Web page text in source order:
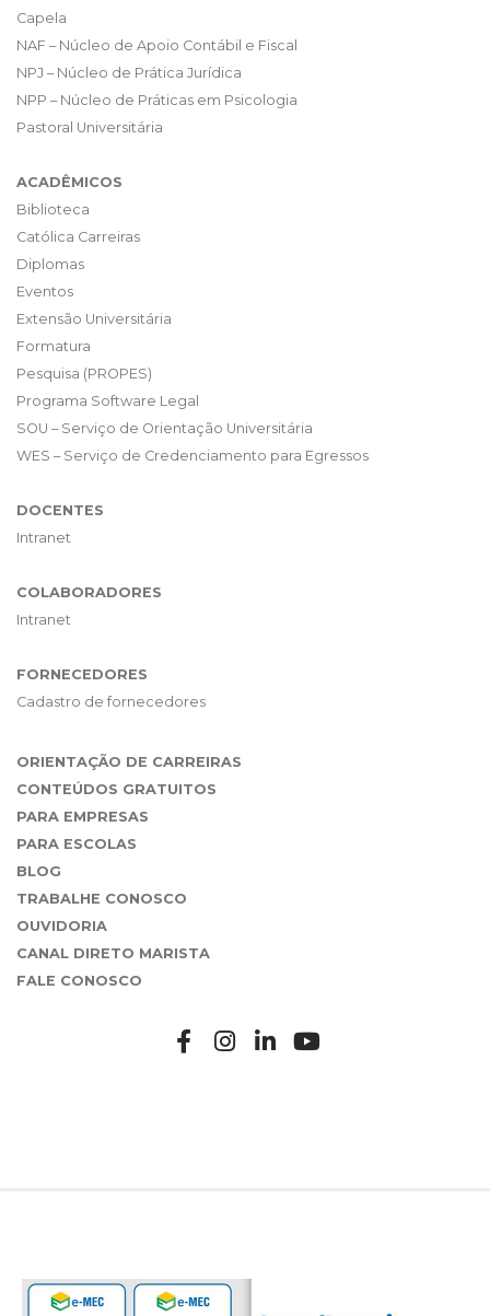
Capela
NAF – Núcleo de Apoio Contábil e Fiscal
NPJ – Núcleo de Prática Jurídica
NPP – Núcleo de Práticas em Psicologia
Pastoral Universitária
ACADÊMICOS
Biblioteca
Católica Carreiras
Diplomas
Eventos
Extensão Universitária
Formatura
Pesquisa (PROPES)
Programa Software Legal
SOU – Serviço de Orientação Universitária
WES – Serviço de Credenciamento para Egressos
DOCENTES
Intranet
COLABORADORES
Intranet
FORNECEDORES
Cadastro de fornecedores
ORIENTAÇÃO DE CARREIRAS
CONTEÚDOS GRATUITOS
PARA EMPRESAS
PARA ESCOLAS
BLOG
TRABALHE CONOSCO
OUVIDORIA
CANAL DIRETO MARISTA
FALE CONOSCO